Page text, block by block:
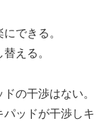
できる。
替える。
の干渉はない。
ッドが干渉しキ